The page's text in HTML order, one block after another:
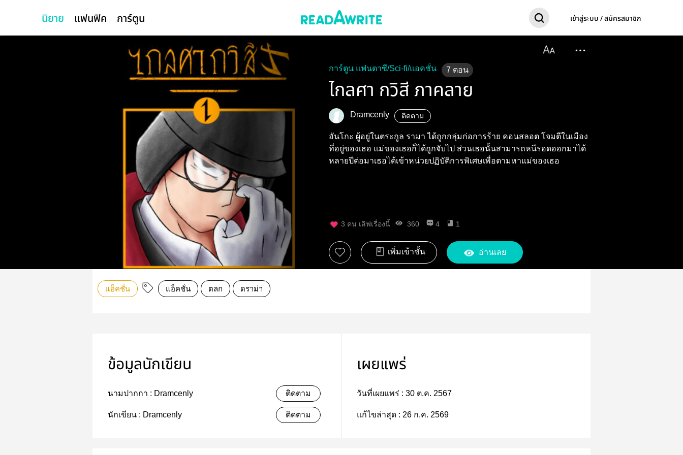
นิยาย แฟนฟิค การ์ตูน เข้าสู่ระบบ / สมัครสมาชิก
การ์ตูน แฟนตาซี/Sci-fi/แอคชั่น 7 ตอน
ไกลศา กวิสี ภาคลาย
Dramcenly ติดตาม
อันโกะ ผู้อยู่ในตระกูล รามา ได้ถูกกลุ่มก่อการร้าย คอนสลอต โจมตีในเมือง
ที่อยู่ของเธอ แม่ของเธอก็ได้ถูกจับไป ส่วนเธอนั้นสามารถหนีรอดออกมาได้
หลายปีต่อมาเธอได้เข้าหน่วยปฏิบัติการพิเศษเพื่อตามหาแม่ของเธอ
3 คน เลิฟเรื่องนี้ 360 4 1
เพิ่มเข้าชั้น อ่านเลย
แอ็คชั่น แอ็คชั่น ตลก ดราม่า
ข้อมูลนักเขียน
นามปากกา : Dramcenly ติดตาม
นักเขียน : Dramcenly ติดตาม
เผยแพร่
วันที่เผยแพร่ : 30 ต.ค. 2567
แก้ไขล่าสุด : 26 ก.ค. 2569